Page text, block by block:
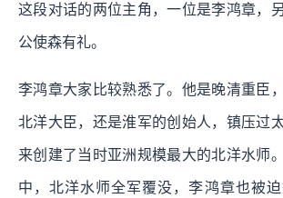
这段对话的两位主角，一位是李鸿章，
公使森有礼。
李鸿章大家比较熟悉了。他是晚清重臣
北洋大臣，还是淮军的创始人，镇压过
来创建了当时亚洲规模最大的北洋水师
中，北洋水师全军覆没，李鸿章也被